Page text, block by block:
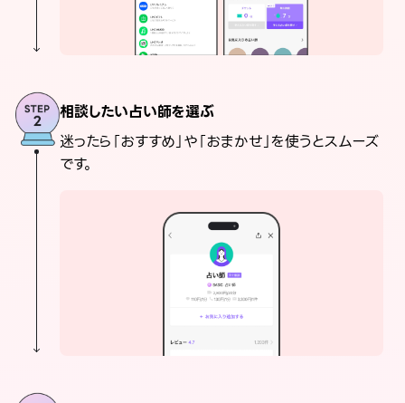
相談したい占い師を選ぶ
迷ったら「おすすめ」や「おまかせ」を使うとスムーズ
です。